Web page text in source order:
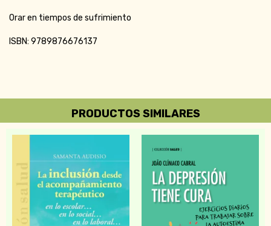
Orar en tiempos de sufrimiento
ISBN: 9789876676137
PRODUCTOS SIMILARES